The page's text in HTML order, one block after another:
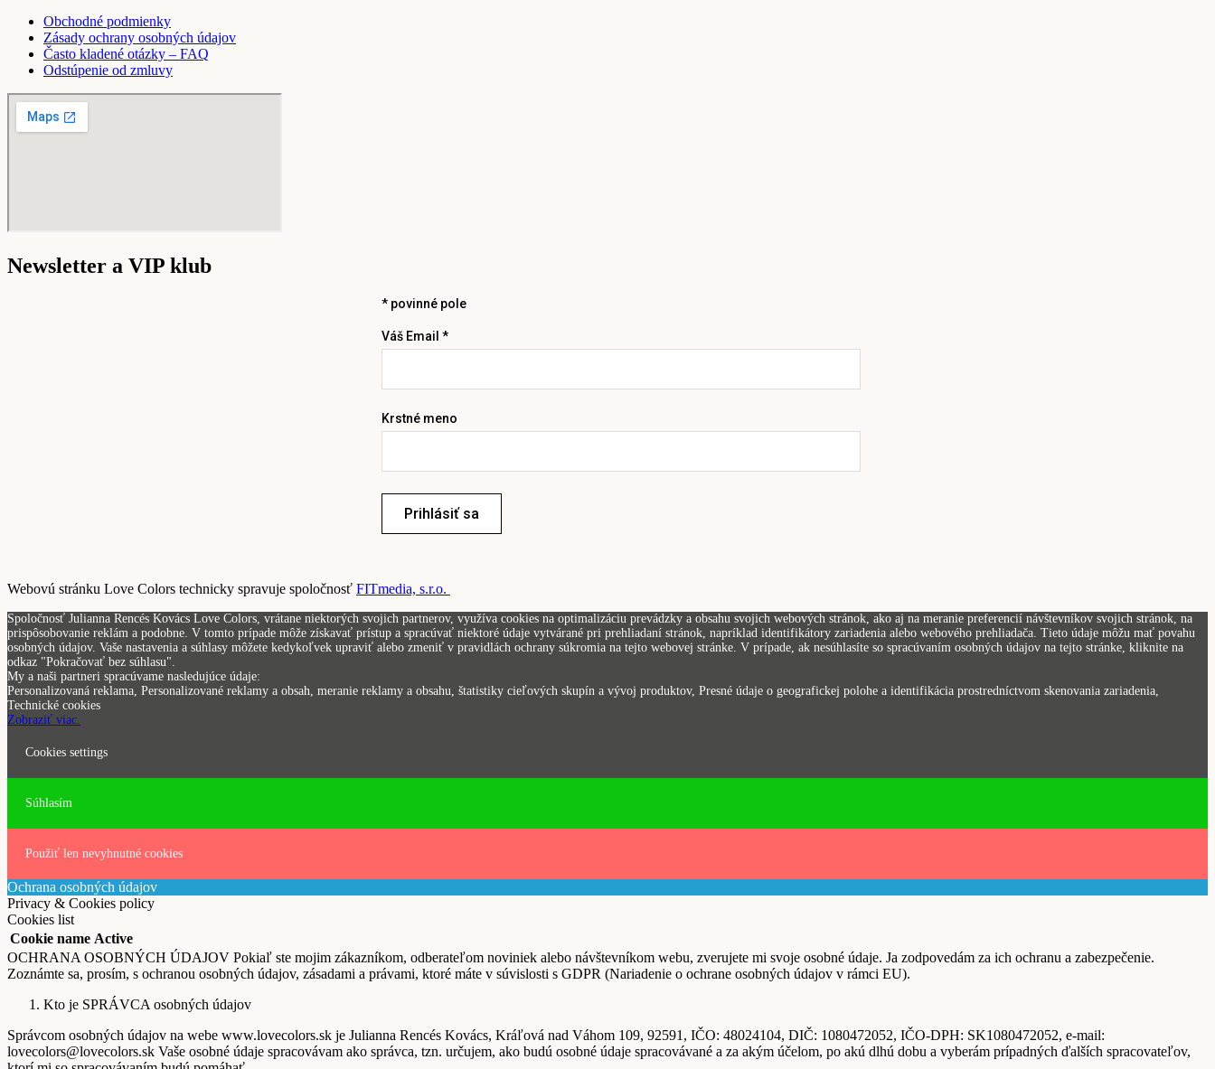
Obchodné podmienky
Zásady ochrany osobných údajov
Často kladené otázky – FAQ
Odstúpenie od zmluvy
Newsletter a VIP klub
* povinné pole
Váš Email *
Krstné meno
Prihlásiť sa
Webovú stránku Love Colors technicky spravuje spoločnosť FITmedia, s.r.o.
Spoločnosť Julianna Rencés Kovács Love Colors, vrátane niektorých svojich partnerov, využíva cookies na optimalizáciu prevádzky a obsahu svojich webových stránok, ako aj na meranie preferencií návštevníkov svojich stránok, na
prispôsobovanie reklám a podobne. V tomto prípade môže získavať prístup a spracúvať niektoré údaje vytvárané pri prehliadaní stránok, napríklad identifikátory zariadenia alebo webového prehliadača. Tieto údaje môžu mať povahu
osobných údajov. Vaše nastavenia a súhlasy môžete kedykoľvek upraviť alebo zmeniť v pravidlách ochrany súkromia na tejto webovej stránke. V prípade, ak nesúhlasíte so spracúvaním osobných údajov na tejto stránke, kliknite na
odkaz "Pokračovať bez súhlasu".
My a naši partneri spracúvame nasledujúce údaje:
Personalizovaná reklama, Personalizované reklamy a obsah, meranie reklamy a obsahu, štatistiky cieľových skupín a vývoj produktov, Presné údaje o geografickej polohe a identifikácia prostredníctvom skenovania zariadenia,
Technické cookies
Zobraziť viac.
Cookies settings
Súhlasím
Použiť len nevyhnutné cookies
Ochrana osobných údajov
Privacy & Cookies policy
Cookies list
Cookie name Active
OCHRANA OSOBNÝCH ÚDAJOV Pokiaľ ste mojim zákazníkom, odberateľom noviniek alebo návštevníkom webu, zverujete mi svoje osobné údaje. Ja zodpovedám za ich ochranu a zabezpečenie.
Zoznámte sa, prosím, s ochranou osobných údajov, zásadami a právami, ktoré máte v súvislosti s GDPR (Nariadenie o ochrane osobných údajov v rámci EU).
Kto je SPRÁVCA osobných údajov
Správcom osobných údajov na webe www.lovecolors.sk je Julianna Rencés Kovács, Kráľová nad Váhom 109, 92591, IČO: 48024104, DIČ: 1080472052, IČO-DPH: SK1080472052, e-mail:
lovecolors@lovecolors.sk Vaše osobné údaje spracovávam ako správca, tzn. určujem, ako budú osobné údaje spracovávané a za akým účelom, po akú dlhú dobu a vyberám prípadných ďalších spracovateľov,